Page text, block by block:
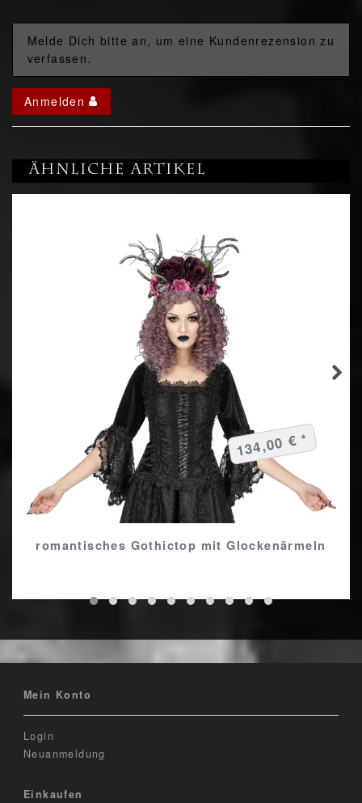
Melde Dich bitte an, um eine Kundenrezension zu
verfassen.
Anmelden
Ähnliche Artikel
romantisches Gothictop mit Glockenärmeln
134,00 € *
Mein Konto
Login
Neuanmeldung
Einkaufen